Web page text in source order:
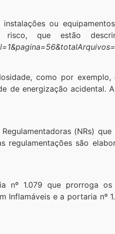
ou
que estão
como por exemplo,
de energização acidental.
(NRs)
regulamentações são
nº 1.079 que prorroga
Inflamáveis e a portaria nº